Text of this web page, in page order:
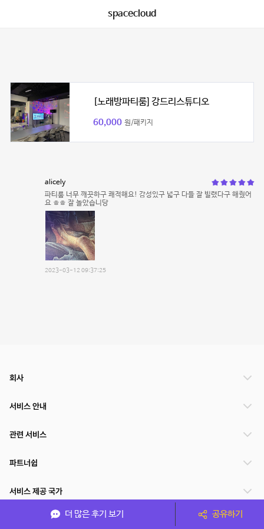
spacecloud
[노래방파티룸] 강드리스튜디오
60,000 원/패키지
alicely
파티룸 너무 깨끗하구 쾌적해요! 감성있구 넓구 다들 잘 빌렸다구 해줬어
요 ㅎㅎ 잘 놀았습니당
2023-03-12 09:37:25
더 많은 후기 보기 공유하기
회사
서비스 안내
관련 서비스
파트너쉽
서비스 제공 국가